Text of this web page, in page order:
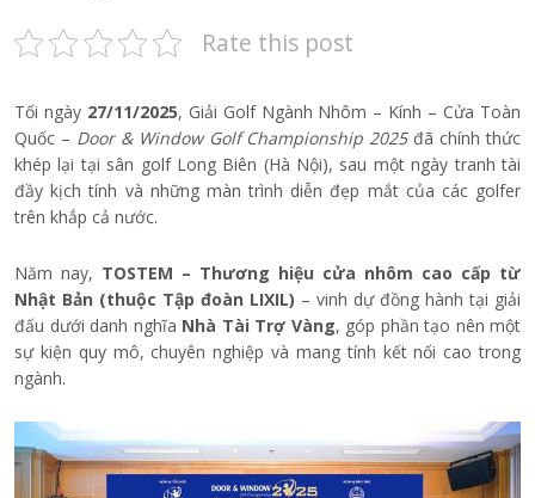
Rate this post
Tối ngày 27/11/2025, Giải Golf Ngành Nhôm – Kính – Cửa Toàn
Quốc – Door & Window Golf Championship 2025đã chính thức
khép lại tại sân golf Long Biên (Hà Nội), sau một ngày tranh tài
đầy kịch tính và những màn trình diễn đẹp mắt của các golfer
trên khắp cả nước.
Năm nay, TOSTEM – Thương hiệu cửa nhôm cao cấp từ
Nhật Bản (thuộc Tập đoàn LIXIL) – vinh dự đồng hành tại giải
đấu dưới danh nghĩa Nhà Tài Trợ Vàng, góp phần tạo nên một
sự kiện quy mô, chuyên nghiệp và mang tính kết nối cao trong
ngành.